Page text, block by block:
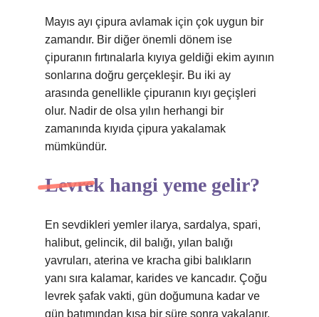
Mayıs ayı çipura avlamak için çok uygun bir
zamandır. Bir diğer önemli dönem ise
çipuranın fırtınalarla kıyıya geldiği ekim ayının
sonlarına doğru gerçekleşir. Bu iki ay
arasında genellikle çipuranın kıyı geçişleri
olur. Nadir de olsa yılın herhangi bir
zamanında kıyıda çipura yakalamak
mümkündür.
Levrek hangi yeme gelir?
En sevdikleri yemler ilarya, sardalya, spari,
halibut, gelincik, dil balığı, yılan balığı
yavruları, aterina ve kracha gibi balıkların
yanı sıra kalamar, karides ve kancadır. Çoğu
levrek şafak vakti, gün doğumuna kadar ve
gün batımından kısa bir süre sonra yakalanır.